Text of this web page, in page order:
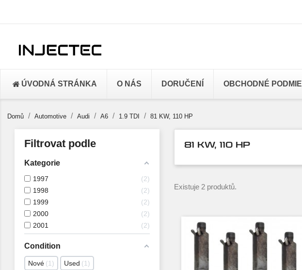
ÚVODNÁ STRÁNKA O NÁS DORUČENÍ OBCHODNÉ
Domů Automotive Audi A6 1.9 TDI 81 KW, 110 HP
Filtrovat podle
Kategorie
1997
2
1998
2
1999
2
2000
2
2001
2
Condition
Nové 1 Used 1
81 KW, 110 HP
Existuje 2 produktů.